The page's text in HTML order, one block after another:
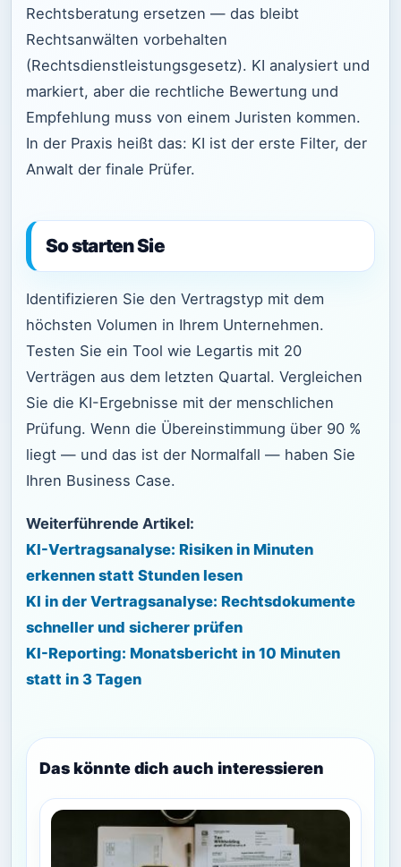
Rechtsberatung ersetzen — das bleibt
Rechtsanwälten vorbehalten
(Rechtsdienstleistungsgesetz). KI analysiert und
markiert, aber die rechtliche Bewertung und
Empfehlung muss von einem Juristen kommen.
In der Praxis heißt das: KI ist der erste Filter, der
Anwalt der finale Prüfer.
So starten Sie
Identifizieren Sie den Vertragstyp mit dem
höchsten Volumen in Ihrem Unternehmen.
Testen Sie ein Tool wie Legartis mit 20
Verträgen aus dem letzten Quartal. Vergleichen
Sie die KI-Ergebnisse mit der menschlichen
Prüfung. Wenn die Übereinstimmung über 90 %
liegt — und das ist der Normalfall — haben Sie
Ihren Business Case.
Weiterführende Artikel:
KI-Vertragsanalyse: Risiken in Minuten
erkennen statt Stunden lesen
KI in der Vertragsanalyse: Rechtsdokumente
schneller und sicherer prüfen
KI-Reporting: Monatsbericht in 10 Minuten
statt in 3 Tagen
Das könnte dich auch interessieren